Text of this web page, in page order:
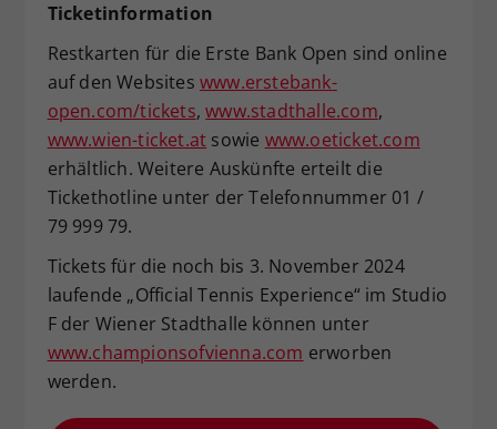
Ticketinformation
Restkarten für die Erste Bank Open sind online
auf den Websites www.erstebank-
open.com/tickets,www.stadthalle.com,
www.wien-ticket.at sowie www.oeticket.com
erhältlich. Weitere Auskünfte erteilt die
Tickethotline unter der Telefonnummer 01 /
79 999 79.
Tickets für die noch bis 3. November 2024
laufende „Official Tennis Experience“ im Studio
F der Wiener Stadthalle können unter
www.championsofvienna.com erworben
werden.